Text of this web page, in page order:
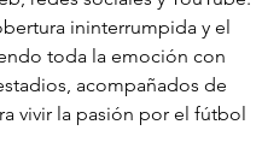
ininterrumpida y el
toda la emoción con
acompañados de
vivir la pasión por el fútbol